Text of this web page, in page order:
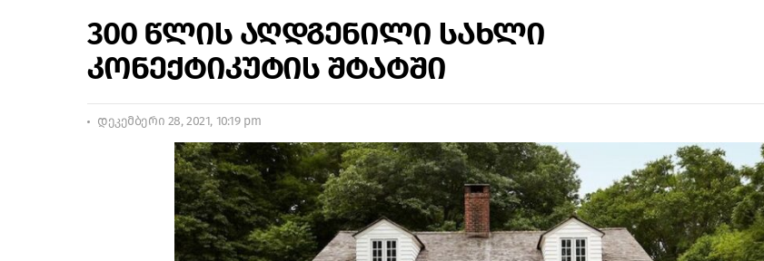
300 წლის აღდგენილი სახლი
კონექტიკუტის შტატში
დეკემბერი 28, 2021, 10:19 pm